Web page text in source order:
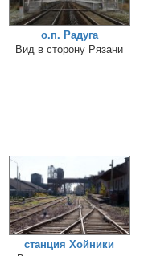
о.п. Радуга
Вид в сторону Рязани
станция Хойники